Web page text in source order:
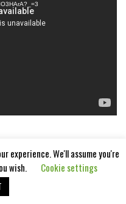
experience. We'll assume you're
wish.
Cookie settings